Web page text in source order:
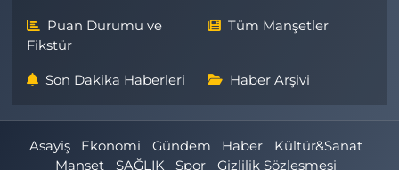
Puan Durumu ve
Fikstür
Tüm Manşetler
Son Dakika Haberleri Haber Arşivi
Asayiş Ekonomi Gündem Haber
Kültür&Sanat
Manşet
SAĞLIK Spor Gizlilik Sözleşmesi